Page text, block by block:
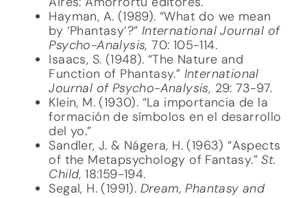
Hayman, A. (1989). “What do we mean
by ‘Phantasy’?” International Journal of
Psycho-Analysis, 70: 105-114.
Isaacs, S. (1948). “The Nature and
Function of Phantasy.” International
Journal of Psycho-Analysis, 29: 73-97.
Klein, M. (1930). “La importancia de la
formación de símbolos en el desarrollo
del yo.”
Sandler, J. & Nágera, H. (1963) “Aspects
of the Metapsychology of Fantasy.”St.
Child, 18:159-194.
Segal, H. (1991). Dream, Phantasy and